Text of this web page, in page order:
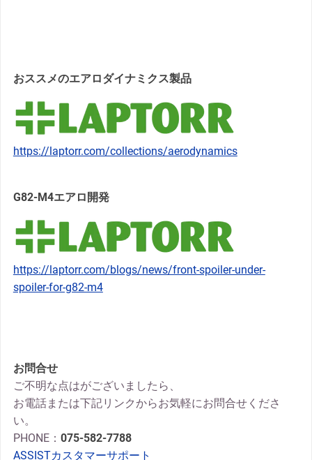
おススメのエアロダイナミクス製品
https://laptorr.com/collections/aerodynamics
G82-M4エアロ開発
https://laptorr.com/blogs/news/front-spoiler-under-
spoiler-for-g82-m4
お問合せ
ご不明な点はがございましたら、
お電話または下記リンクからお気軽にお問合せくださ
い。
PHONE： 075-582-7788
ASSISTカスタマーサポート